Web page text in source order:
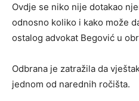
Ovdje se niko nije dotakao
odnosno koliko i kako može
ostalog advokat Begović u
Odbrana je zatražila da
jednom od narednih ročišta.